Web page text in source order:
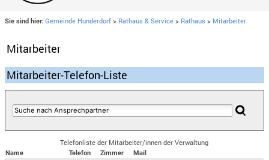
Sie sind hier: Gemeinde Hunderdorf > Rathaus & Service > Rathaus > Mitarbeiter
Mitarbeiter
Mitarbeiter-Telefon-Liste
Telefonliste der Mitarbeiter/innen der Verwaltung
Name
Telefon Zimmer
Mail